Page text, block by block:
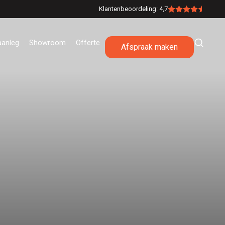
Klantenbeoordeling: 4,7
Showroom Offerte Afspraak maken